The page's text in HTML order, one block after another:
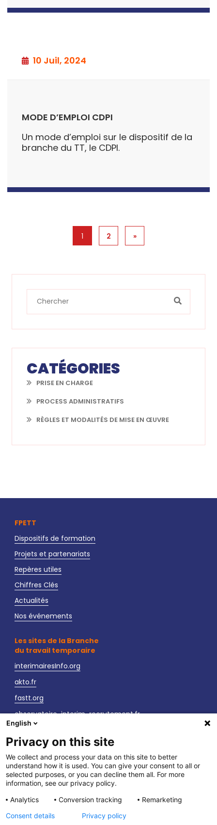
10 Juil, 2024
MODE D’EMPLOI CDPI
Un mode d’emploi sur le dispositif de la
branche du TT, le CDPI.
1 2 »
CATÉGORIES
PRISE EN CHARGE
PROCESS ADMINISTRATIFS
RÈGLES ET MODALITÉS DE MISE EN ŒUVRE
FPETT
Dispositifs de formation
Projets et partenariats
Repères utiles
Chiffres Clés
Actualités
Nos événements
Les sites de la Branche
du travail temporaire
interimairesInfo.org
akto.fr
fastt.org
observatoire-interim-recrutement.fr
sante-securite-interim.fr
Nous contacter
LinkedIn
Vos interlocuteurs
Newsletter
English
Privacy on this site
We collect and process your data on this site to better
understand how it is used. You can give your consent to all or
selected purposes, or you can decline them all. For more
information, see our privacy policy.
Analytics
Conversion tracking
Remarketing
Consent details
Privacy policy